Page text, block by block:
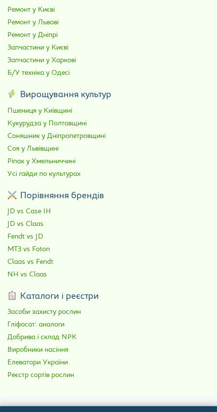
Ремонт у Києві
Ремонт у Львові
Ремонт у Дніпрі
Запчастини у Києві
Запчастини у Харкові
Б/У техніка у Одесі
Вирощування культур
Пшениця у Київщині
Кукурудза у Полтавщині
Соняшник у Дніпропетровщині
Соя у Львівщині
Ріпак у Хмельниччині
Усі гайди по культурах
Порівняння брендів
JD vs Case IH
JD vs Claas
Fendt vs JD
МТЗ vs Foton
Claas vs Fendt
NH vs Claas
Каталоги і реєстри
Засоби захисту рослин
Гліфосат: аналоги
Добрива і склад NPK
Виробники насіння
Елеватори України
Реєстр сортів рослин